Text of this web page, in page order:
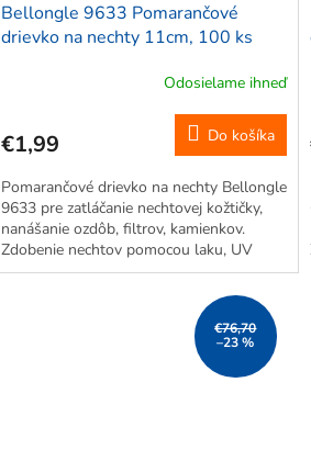
Bellongle 9633 Pomarančové
drievko na nechty 11cm, 100 ks
Odosielame ihneď
€1,99 Do košíka
Pomarančové drievko na nechty Bellongle
9633 pre zatláčanie nechtovej kožtičky,
nanášanie ozdôb, filtrov, kamienkov.
Zdobenie nechtov pomocou laku, UV
gélu. Očistenie nechtu.
€76,70
–23 %